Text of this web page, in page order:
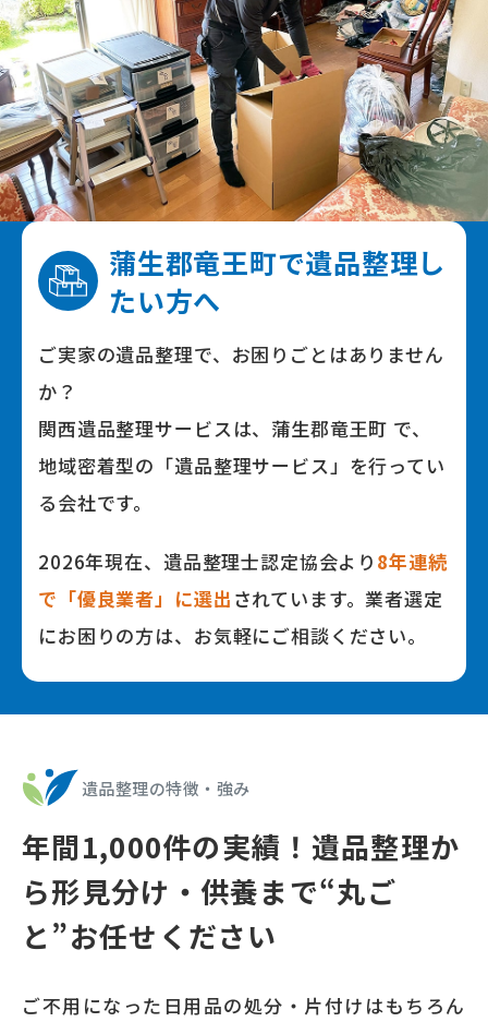
蒲生郡竜王町で遺品整理し
たい⽅へ
ご実家の遺品整理で、お困りごとはありません
か？
関⻄遺品整理サービスは、蒲生郡竜王町 で、
地域密着型の「遺品整理サービス」を⾏ってい
る会社です。
2026年現在、遺品整理⼠認定協会より 8年連続
で「優良業者」に選出 されています。業者選定
にお困りの⽅は、お気軽にご相談ください。
遺品整理の特徴‧強み
年間1,000件の実績！遺品整理か
ら形⾒分け‧供養まで“丸ご
と”お任せください
ご不⽤になった⽇⽤品の処分‧⽚付けはもちろん